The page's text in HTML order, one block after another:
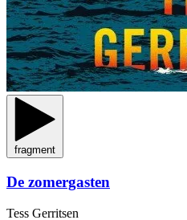
fragment
De zomergasten
Tess Gerritsen